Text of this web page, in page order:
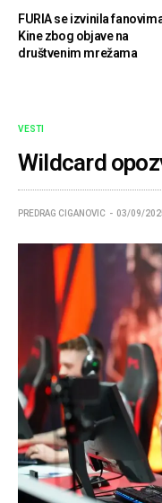
FURIA se izvinila
Kine zbog objave na
društvenim mrežama
VESTI
Wildcard
PREDRAG CIGANOVIC 03/09/